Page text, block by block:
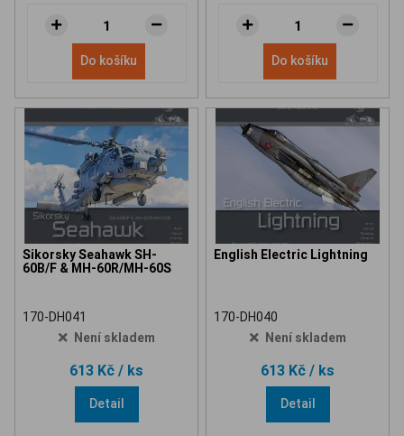
Do košíku Do košíku
Sikorsky Seahawk SH-
60B/F & MH-60R/MH-60S
170-DH041
Není skladem
613 Kč / ks
Detail
English Electric Lightning
170-DH040
Není skladem
613 Kč / ks
Detail